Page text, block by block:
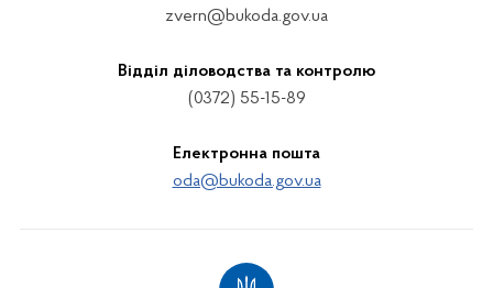
zvern@bukoda.gov.ua
Відділ діловодства та контролю
(0372) 55-15-89
Електронна пошта
oda@bukoda.gov.ua